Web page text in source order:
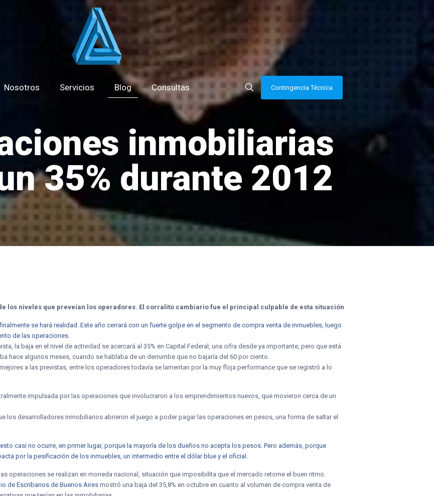
Nosotros Servicios Blog Consultas Contingencia Técnica
inmobiliarias
35% durante 2012
los niveles que preveían los operadores. El corralito cambiario fue el principal culpable de esta situación
se hará realidad. Este año cerrará con un fuerte golpe en el segmento de compra venta de inmuebles, luego
de las operaciones.
la baja en el nivel de actividad se acercará al 35% en Capital Federal, una cifra desde ya importante, pero que está
hace algunos meses, cuando se hablaba de un derrumbe que no bajaría del 60 por ciento.
a las previstas, entre los operadores todavía se lamentan por la muy floja performance que se registró a lo
impulsada por las operaciones que involucraron a los emprendimientos nuevos, que movieron cerca de un
los desarrolladores inmobiliarios abrieron el juego a poder pagar las operaciones en pesos, una forma de saltar el
casi no ocurre, en primer lugar, porque la mayoría de los dueños no acepta los pesos. Pero además, porque
por la pesificación de los inmuebles, un intermedio entre el dólar blue y el oficial.
operaciones se realizan en moneda nacional, situación que imposibilita que el mercado retome el buen ritmo.
de Escribanos de Buenos Aires mostró una baja del 35,8% en octubre en cuanto al volumen de compra venta de